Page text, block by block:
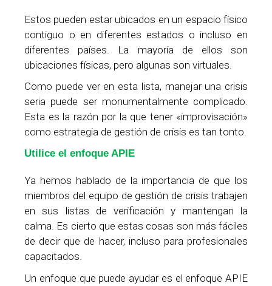
Estos pueden estar ubicados en un espacio físico
contiguo o en diferentes estados o incluso en
diferentes países. La mayoría de ellos son
ubicaciones físicas, pero algunas son virtuales.
Como puede ver en esta lista, manejar una crisis
seria puede ser monumentalmente complicado.
Esta es la razón por la que tener «improvisación»
como estrategia de gestión de crisis es tan tonto.
Utilice el enfoque APIE
Ya hemos hablado de la importancia de que los
miembros del equipo de gestión de crisis trabajen
en sus listas de verificación y mantengan la
calma. Es cierto que estas cosas son más fáciles
de decir que de hacer, incluso para profesionales
capacitados.
Un enfoque que puede ayudar es el enfoque APIE